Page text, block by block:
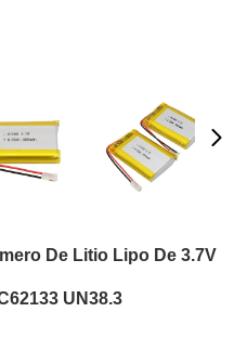
De Litio Lipo De 3.7V
UN38.3